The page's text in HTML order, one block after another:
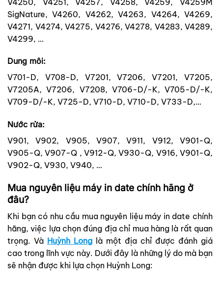
SigNature, V4260, V4262, V4263, V4264, V4269,
V4271, V4274, V4275, V4276, V4278, V4283, V4289,
V4299, …
Dung môi:
V701-D, V708-D, V7201, V7206, V7201, V7205,
V7205A, V7206, V7208, V706-D/-K, V705-D/-K,
V709-D/-K, V725-D, V710-D, V710-D, V733-D,…
Nước rửa:
V901, V902, V905, V907, V911, V912, V901-Q,
V905-Q, V907-Q , V912-Q, V930-Q, V916, V901-Q,
V902-Q, V930, V940, …
Mua nguyên liệu máy in date chính hãng ở
đâu?
Khi bạn có nhu cầu mua nguyên liệu máy in date chính
hãng, việc lựa chọn đúng địa chỉ mua hàng là rất quan
trọng. Và Huỳnh Long là một địa chỉ được đánh giá
cao trong lĩnh vực này. Dưới đây là những lý do mà bạn
sẽ nhận được khi lựa chọn Huỳnh Long: